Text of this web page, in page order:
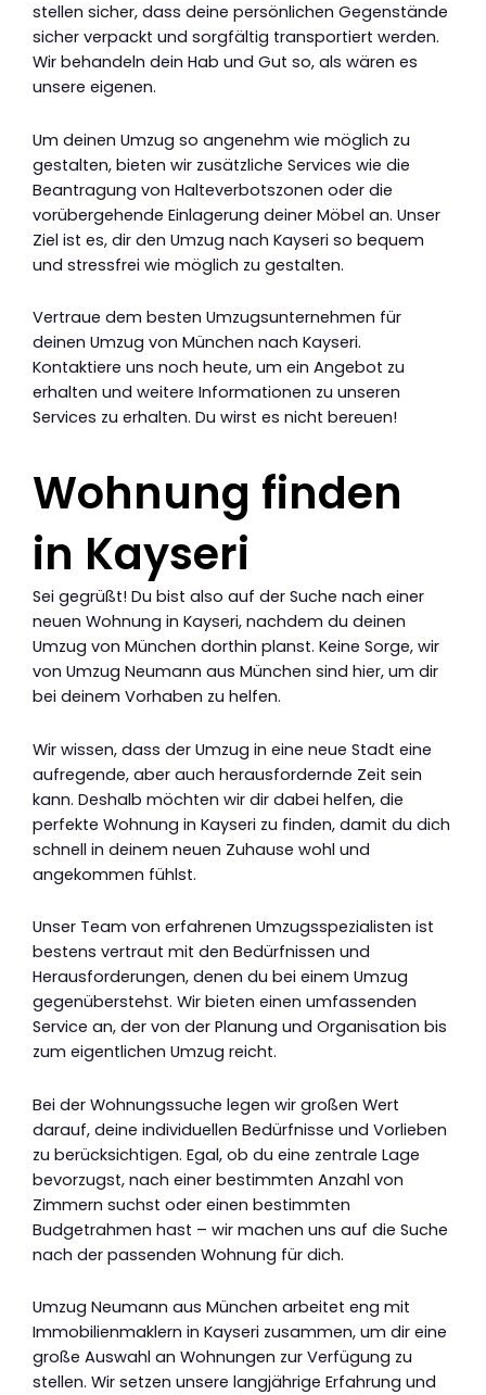
stellen sicher, dass deine persönlichen Gegenstände
sicher verpackt und sorgfältig transportiert werden.
Wir behandeln dein Hab und Gut so, als wären es
unsere eigenen.
Um deinen Umzug so angenehm wie möglich zu
gestalten, bieten wir zusätzliche Services wie die
Beantragung von Halteverbotszonen oder die
vorübergehende Einlagerung deiner Möbel an. Unser
Ziel ist es, dir den Umzug nach Kayseri so bequem
und stressfrei wie möglich zu gestalten.
Vertraue dem besten Umzugsunternehmen für
deinen Umzug von München nach Kayseri.
Kontaktiere uns noch heute, um ein Angebot zu
erhalten und weitere Informationen zu unseren
Services zu erhalten. Du wirst es nicht bereuen!
Wohnung finden
in Kayseri
Sei gegrüßt! Du bist also auf der Suche nach einer
neuen Wohnung in Kayseri, nachdem du deinen
Umzug von München dorthin planst. Keine Sorge, wir
von Umzug Neumann aus München sind hier, um dir
bei deinem Vorhaben zu helfen.
Wir wissen, dass der Umzug in eine neue Stadt eine
aufregende, aber auch herausfordernde Zeit sein
kann. Deshalb möchten wir dir dabei helfen, die
perfekte Wohnung in Kayseri zu finden, damit du dich
schnell in deinem neuen Zuhause wohl und
angekommen fühlst.
Unser Team von erfahrenen Umzugsspezialisten ist
bestens vertraut mit den Bedürfnissen und
Herausforderungen, denen du bei einem Umzug
gegenüberstehst. Wir bieten einen umfassenden
Service an, der von der Planung und Organisation bis
zum eigentlichen Umzug reicht.
Bei der Wohnungssuche legen wir großen Wert
darauf, deine individuellen Bedürfnisse und Vorlieben
zu berücksichtigen. Egal, ob du eine zentrale Lage
bevorzugst, nach einer bestimmten Anzahl von
Zimmern suchst oder einen bestimmten
Budgetrahmen hast – wir machen uns auf die Suche
nach der passenden Wohnung für dich.
Umzug Neumann aus München arbeitet eng mit
Immobilienmaklern in Kayseri zusammen, um dir eine
große Auswahl an Wohnungen zur Verfügung zu
stellen. Wir setzen unsere langjährige Erfahrung und